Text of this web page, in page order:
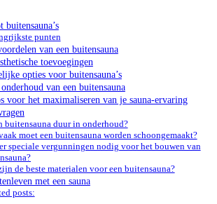
punten
van een buitensauna
toevoegingen
opties voor buitensauna’s
van een buitensauna
voor het maximaliseren van je sauna-ervaring
buitensauna duur in onderhoud?
moet een buitensauna worden schoongemaakt?
speciale vergunningen nodig voor het bouwen van
de beste materialen voor een buitensauna?
met een sauna
posts: